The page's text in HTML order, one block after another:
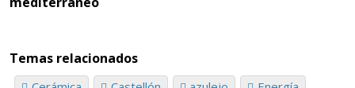
Temas relacionados